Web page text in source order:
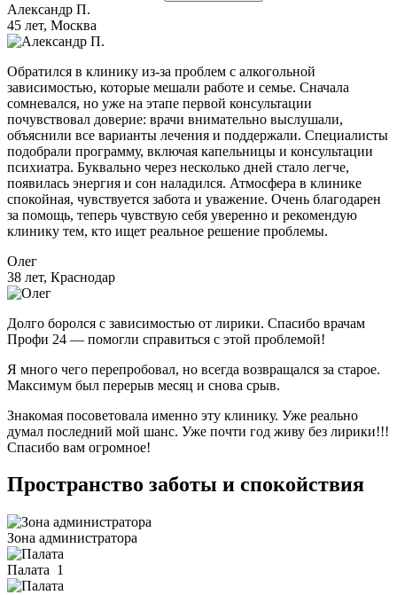
Александр П.
45 лет, Москва
Обратился в клинику из-за проблем с алкогольной
зависимостью, которые мешали работе и семье. Сначала
сомневался, но уже на этапе первой консультации
почувствовал доверие: врачи внимательно выслушали,
объяснили все варианты лечения и поддержали. Специалисты
подобрали программу, включая капельницы и консультации
психиатра. Буквально через несколько дней стало легче,
появилась энергия и сон наладился. Атмосфера в клинике
спокойная, чувствуется забота и уважение. Очень благодарен
за помощь, теперь чувствую себя уверенно и рекомендую
клинику тем, кто ищет реальное решение проблемы.
Олег
38 лет, Краснодар
Долго боролся с зависимостью от лирики. Спасибо врачам
Профи 24 — помогли справиться с этой проблемой!
Я много чего перепробовал, но всегда возвращался за старое.
Максимум был перерыв месяц и снова срыв.
Знакомая посоветовала именно эту клинику. Уже реально
думал последний мой шанс. Уже почти год живу без лирики!!!
Спасибо вам огромное!
Пространство заботы и спокойствия
Зона администратора
Палата 1